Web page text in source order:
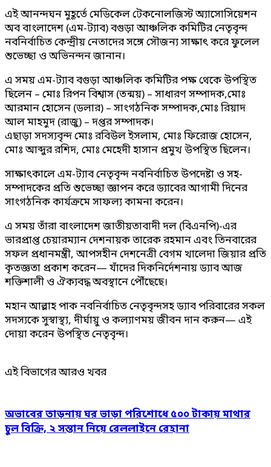
এই আনন্দঘন মুহূর্তে মেডিকেল টেকনোলজিস্ট অ্যাসোসিয়েশন
অব বাংলাদেশ (এম-ট্যাব) বগুড়া আঞ্চলিক কমিটির নেতৃবৃন্দ
নবনির্বাচিত কেন্দ্রীয় নেতাদের সঙ্গে সৌজন্য সাক্ষাৎ করে ফুলেল
শুভেচ্ছা ও অভিনন্দন জানান।
এ সময় এম-ট্যাব বগুড়া আঞ্চলিক কমিটির পক্ষ থেকে উপস্থিত
ছিলেন – মোঃ রিপন বিশ্বাস (তন্ময়) – সাধারণ সম্পাদক,মোঃ
আরমান হোসেন (ডলার) – সাংগঠনিক সম্পাদক,মোঃ রিয়াদ
আল মাহমুদ (রাজু) – দপ্তর সম্পাদক।
এছাড়া সদস্যবৃন্দ মোঃ রবিউল ইসলাম, মোঃ ফিরোজ হোসেন,
মোঃ আব্দুর রশিদ, মোঃ মেহেদী হাসান প্রমুখ উপস্থিত ছিলেন।
সাক্ষাৎকালে এম-ট্যাব নেতৃবৃন্দ নবনির্বাচিত উপদেষ্টা ও সহ-
সম্পাদকের প্রতি শুভেচ্ছা জ্ঞাপন করে ড্যাবের আগামী দিনের
সাংগঠনিক কার্যক্রমে সাফল্য কামনা করেন।
এ সময় তাঁরা বাংলাদেশ জাতীয়তাবাদী দল (বিএনপি)-এর
ভারপ্রাপ্ত চেয়ারম্যান দেশনায়ক তারেক রহমান এবং তিনবারের
সফল প্রধানমন্ত্রী, আপসহীন দেশনেত্রী বেগম খালেদা জিয়ার প্রতি
কৃতজ্ঞতা প্রকাশ করেন— যাঁদের দিকনির্দেশনায় ড্যাব আজ
শক্তিশালী ও ঐক্যবদ্ধ অবস্থানে পৌঁছেছে।
মহান আল্লাহ পাক নবনির্বাচিত নেতৃবৃন্দসহ ড্যাব পরিবারের সকল
সদস্যকে সুস্বাস্থ্য, দীর্ঘায়ু ও কল্যাণময় জীবন দান করুন— এই
দোয়া করেন উপস্থিত নেতৃবৃন্দ।
এই বিভাগের আরও খবর
অভাবের তাড়নায় ঘর ভাড়া পরিশোধে ৫০০ টাকায় মাথার
চুল বিক্রি, ২ সন্তান নিয়ে রেললাইনে রেহানা